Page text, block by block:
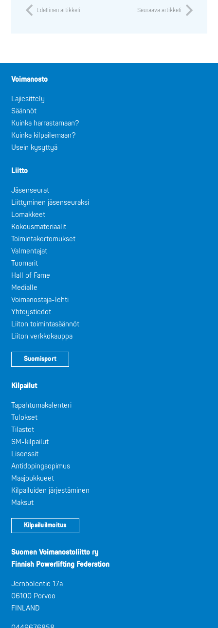
Edellinen artikkeli Seuraava artikkeli
Voimanosto
Lajiesittely
Säännöt
Kuinka harrastamaan?
Kuinka kilpailemaan?
Usein kysyttyä
Liitto
Jäsenseurat
Liittyminen jäsenseuraksi
Lomakkeet
Kokousmateriaalit
Toimintakertomukset
Valmentajat
Tuomarit
Hall of Fame
Medialle
Voimanostaja-lehti
Yhteystiedot
Liiton toimintasäännöt
Liiton verkkokauppa
Suomisport
Kilpailut
Tapahtumakalenteri
Tulokset
Tilastot
SM-kilpailut
Lisenssit
Antidopingsopimus
Maajoukkueet
Kilpailuiden järjestäminen
Maksut
Kilpailuilmoitus
Suomen Voimanostoliitto ry
Finnish Powerlifting Federation
Jernbölentie 17a
06100 Porvoo
FINLAND